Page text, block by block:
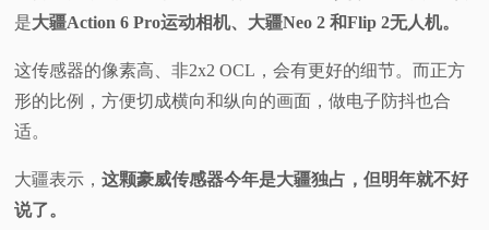
是大疆Action 6 Pro运动相机、大疆Neo 2 和Flip 2无人机。
这传感器的像素高、非2x2 OCL，会有更好的细节。而正方
形的比例，方便切成横向和纵向的画面，做电子防抖也合
适。
大疆表示，这颗豪威传感器今年是大疆独占，但明年就不好
说了。